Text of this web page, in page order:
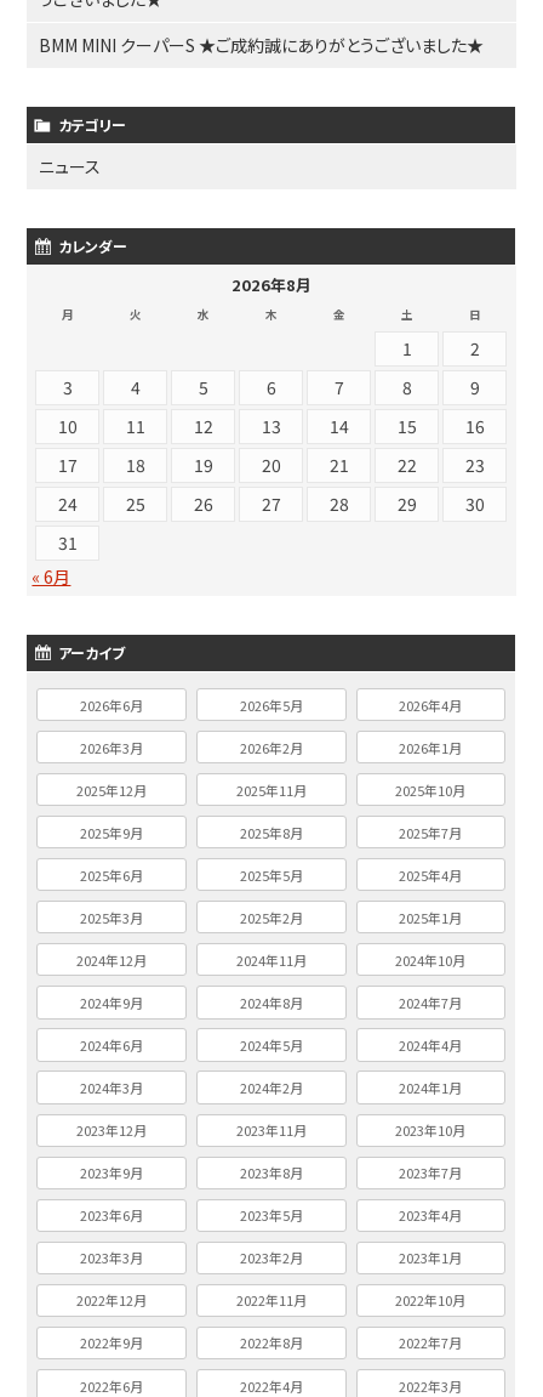
BMM MINI クーパーS ★ご成約誠にありがとうございました★
カテゴリー
ニュース
カレンダー
2026年8月
月 火 水 木 金 土 日
1
2
3
4 5 6 7 8
9
10
11 12 13 14 15
16
17
18 19 20 21 22
23
24
25 26 27 28 29
30
31
« 6月
アーカイブ
2026年6月 2026年5月 2026年4月
2026年3月 2026年2月 2026年1月
2025年12月 2025年11月 2025年10月
2025年9月 2025年8月 2025年7月
2025年6月 2025年5月 2025年4月
2025年3月 2025年2月 2025年1月
2024年12月 2024年11月 2024年10月
2024年9月 2024年8月 2024年7月
2024年6月 2024年5月 2024年4月
2024年3月 2024年2月 2024年1月
2023年12月 2023年11月 2023年10月
2023年9月 2023年8月 2023年7月
2023年6月 2023年5月 2023年4月
2023年3月 2023年2月 2023年1月
2022年12月 2022年11月 2022年10月
2022年9月 2022年8月 2022年7月
2022年6月 2022年4月 2022年3月